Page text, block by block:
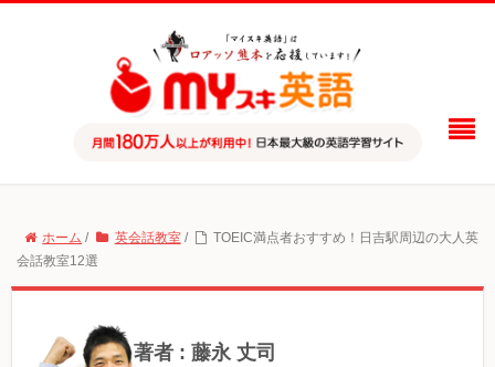
ホーム / 英会話教室 /
TOEIC満点者おすすめ！日吉駅周辺の大人英
会話教室12選
著者 : 藤永 丈司